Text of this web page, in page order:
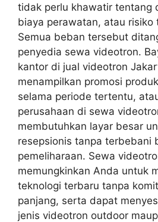
tidak perlu khawatir tentang
biaya perawatan, atau risiko
Semua beban tersebut
penyedia sewa videotron.
kantor di jual videotron
menampilkan promosi
selama periode tertentu,
perusahaan di sewa
membutuhkan layar besar
resepsionis tanpa terbebani
pemeliharaan. Sewa
memungkinkan Anda untuk
teknologi terbaru tanpa
panjang, serta dapat
jenis videotron outdoor